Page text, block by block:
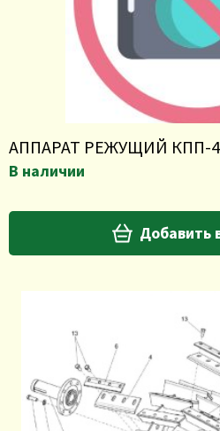
АППАРАТ РЕЖУЩИЙ КПП-
В наличии
Добавить